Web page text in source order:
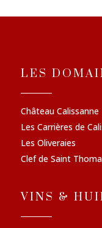
LES
Château Calissanne
Les Carrières de
Les Oliveraies
Clef de Saint
VINS &